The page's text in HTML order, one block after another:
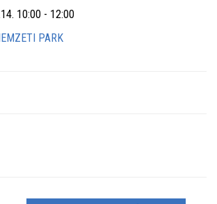
10:00 - 12:00
PARK